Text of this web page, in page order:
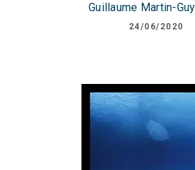
Guillaume Martin-
24/06/2020